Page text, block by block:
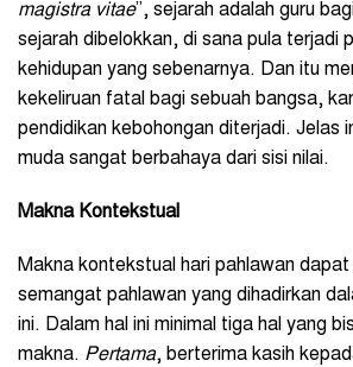
magistra vitae”, sejarah adalah guru
sejarah dibelokkan, di sana pula terjadi
kehidupan yang sebenarnya. Dan itu
kekeliruan fatal bagi sebuah bangsa,
pendidikan kebohongan diterjadi. Jelas
muda sangat berbahaya dari sisi nilai.
Makna Kontekstual
Makna kontekstual hari pahlawan
semangat pahlawan yang dihadirkan
ini. Dalam hal ini minimal tiga hal yang
makna. Pertama, berterima kasih